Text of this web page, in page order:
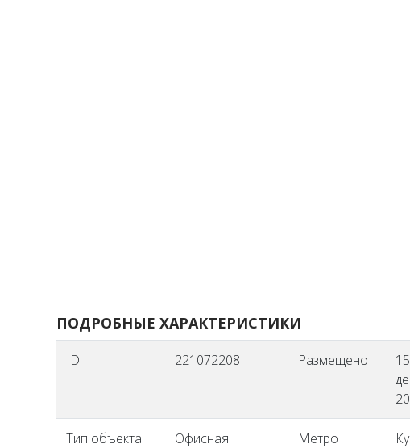
ПОДРОБНЫЕ ХАРАКТЕРИСТИКИ
ID 221072208 Размещено
15
Тип объекта
Офисная
Метро